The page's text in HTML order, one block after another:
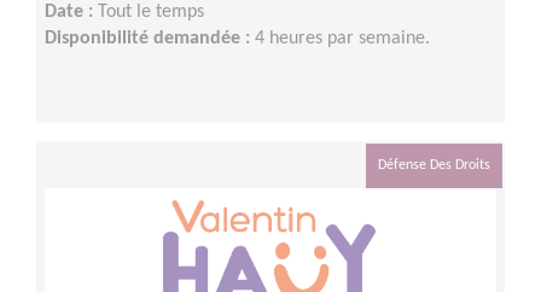
Date :
Tout le temps
Disponibilité demandée : 4 heures par semaine.
Défense Des Droits